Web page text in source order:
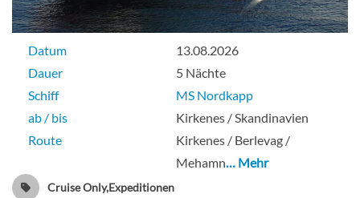
Datum
13.08.2026
Dauer
5 Nächte
Schiff
MS Nordkapp
ab / bis
Kirkenes / Skandinavien
Route
Kirkenes / Berlevag /
Mehamn… Mehr
Cruise Only,Expeditionen